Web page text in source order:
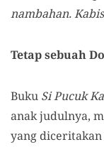
nambahan.
Tetap sebuah
Buku Si Pucuk
anak judulnya,
yang